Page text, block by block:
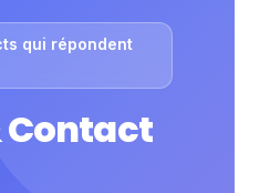
qui répondent
Contact